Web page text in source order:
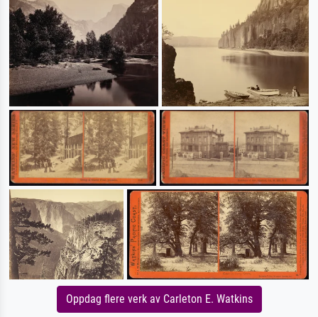
Oppdag flere verk av Carleton E. Watkins